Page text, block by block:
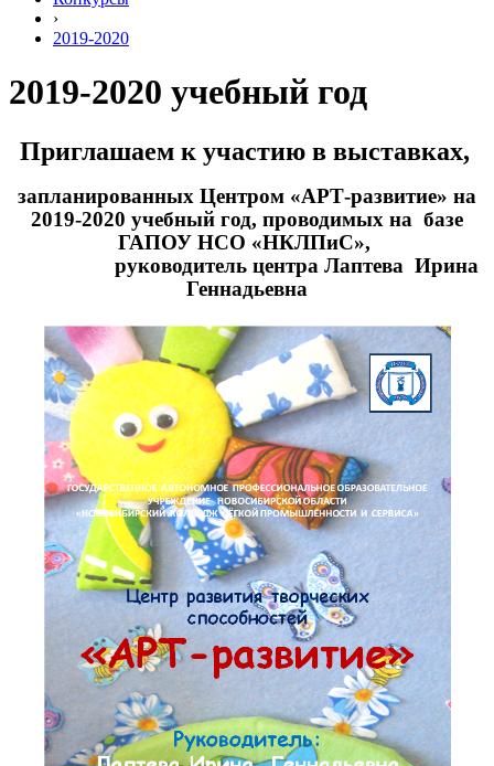
›
2019-2020
2019-2020 учебный год
Приглашаем к участию в выставках,
запланированных Центром «АРТ-развитие» на
2019-2020 учебный год, проводимых на базе
ГАПОУ НСО «НКЛПиС»,
руководитель центра Лаптева Ирина
Геннадьевна